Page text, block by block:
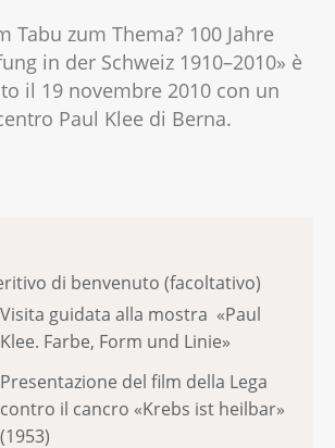
Tabu zum Thema? 100 Jahre
in der Schweiz 1910–2010» è
il 19 novembre 2010 con un
Paul Klee di Berna.
di benvenuto (facoltativo)
Visita guidata alla mostra «Paul
Klee. Farbe, Form und Linie»
Presentazione del film della Lega
contro il cancro «Krebs ist heilbar»
(1953)